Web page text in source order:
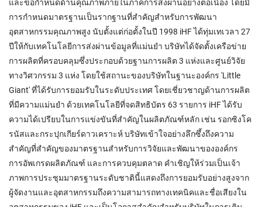
และข้อกำหนดด้านคุณภาพภายในภาคการส่งผ่านอย่างต่อเนื่อง โดยมี
การกำหนดมาตรฐานเป็นรากฐานที่สำคัญสำหรับการพัฒนา
อุตสาหกรรมคุณภาพสูง นับตั้งแต่ก่อตั้งในปี 1998 iHF ได้ทุ่มเทเวลา 27
ปีให้กับเทคโนโลยีการส่งผ่านข้อมูลที่แม่นยำ บริษัทได้จัดตั้งเครือข่าย
การผลิตที่ครอบคลุมซึ่งประกอบด้วยฐานการผลิต 3 แห่งและศูนย์วิจัย
ทางวิศวกรรม 3 แห่ง โดยใช้สถานะของบริษัทในฐานะองค์กร 'Little
Giant' ที่ได้รับการยอมรับในระดับประเทศ โดยเชี่ยวชาญด้านการผลิต
ที่มีความแม่นยำ ด้วยเทคโนโลยีที่จดสิทธิบัตร 63 รายการ iHF ได้รับ
ความได้เปรียบในการแข่งขันที่สำคัญในผลิตภัณฑ์หลัก เช่น รอกซิงโค
รนัสและกระปุกเกียร์ดาวเคราะห์ บริษัทเข้าใจอย่างลึกซึ้งถึงความ
สำคัญที่สำคัญของมาตรฐานสำหรับการวิจัยและพัฒนาขององค์กร
การอัพเกรดผลิตภัณฑ์ และการควบคุมตลาด คำเชิญให้ร่วมเป็นเจ้า
ภาพการประชุมมาตรฐานระดับชาตินี้แสดงถึงการยอมรับอย่างสูงจาก
ผู้จัดงานและอุตสาหกรรมถึงความสามารถทางเทคนิคและชื่อเสียงใน